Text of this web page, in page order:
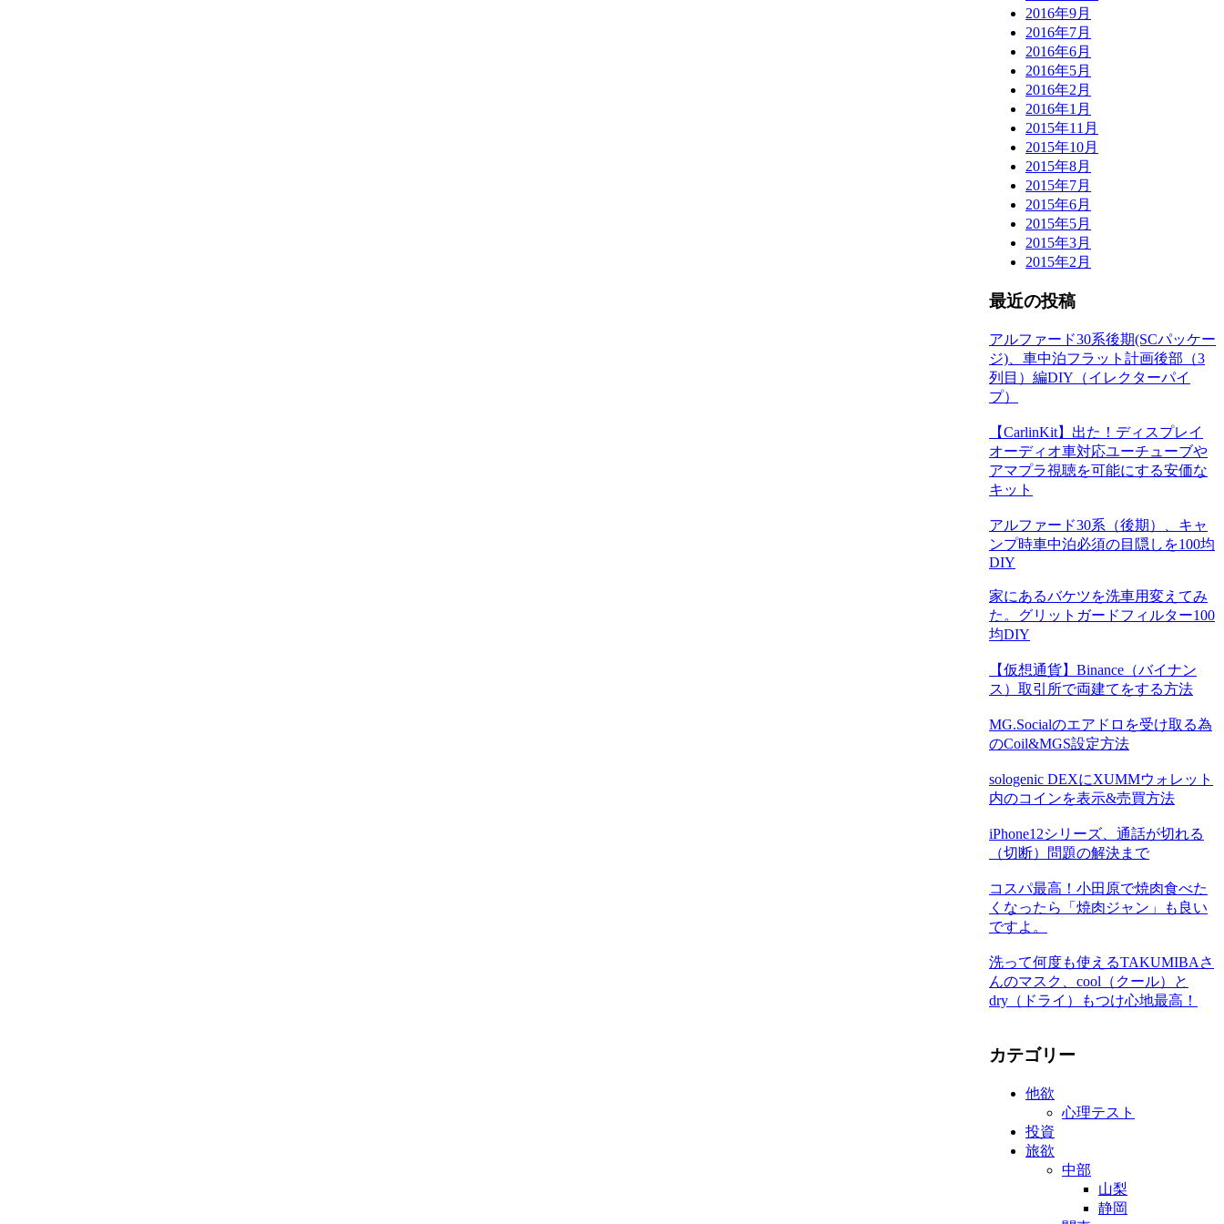
2016年9月
2016年7月
2016年6月
2016年5月
2016年2月
2016年1月
2015年11月
2015年10月
2015年8月
2015年7月
2015年6月
2015年5月
2015年3月
2015年2月
最近の投稿
アルファード30系後期(SCパッケー
ジ)、車中泊フラット計画後部（3
列目）編DIY（イレクターパイ
プ）
【CarlinKit】出た！ディスプレイ
オーディオ車対応ユーチューブや
アマプラ視聴を可能にする安価な
キット
アルファード30系（後期）、キャ
ンプ時車中泊必須の目隠しを100均
DIY
家にあるバケツを洗車用変えてみ
た。グリットガードフィルター100
均DIY
【仮想通貨】Binance（バイナン
ス）取引所で両建てをする方法
MG.Socialのエアドロを受け取る為
のCoil&MGS設定方法
sologenic DEXにXUMMウォレット
内のコインを表示&売買方法
iPhone12シリーズ、通話が切れる
（切断）問題の解決まで
コスパ最高！小田原で焼肉食べた
くなったら「焼肉ジャン」も良い
ですよ。
洗って何度も使えるTAKUMIBAさ
んのマスク、cool（クール）と
dry（ドライ）もつけ心地最高！
カテゴリー
他欲
心理テスト
投資
旅欲
中部
山梨
静岡